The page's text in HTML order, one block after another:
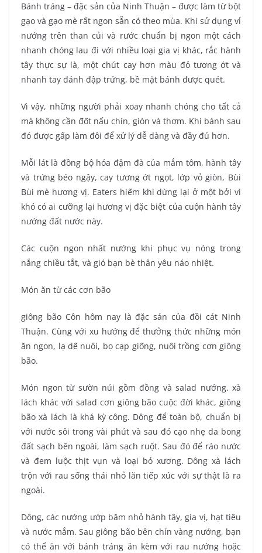
Bánh tráng – đặc sản của Ninh Thuận – được làm từ bột
gạo và gạo mè rất ngon sẵn có theo mùa. Khi sử dụng vỉ
nướng trên than củi và rước chuẩn bị ngon một cách
nhanh chóng lau đi với nhiều loại gia vị khác, rắc hành
tây thực sự là, một chút cay hơn màu đỏ tương ớt và
nhanh tay đánh đập trứng, bề mặt bánh được quét.
Vì vậy, những người phải xoay nhanh chóng cho tất cả
mà không cần đốt nấu chín, giòn và thơm. Khi bánh sau
đó được gấp làm đôi để xử lý dễ dàng và đầy đủ hơn.
Mỗi lát là đồng bộ hóa đậm đà của mắm tôm, hành tây
và trứng béo ngậy, cay tương ớt ngọt, lớp vỏ giòn, Bùi
Bùi mè hương vị. Eaters hiếm khi dừng lại ở một bởi vì
khó có ai cưỡng lại hương vị đặc biệt của cuộn hành tây
nướng đất nước này.
Các cuộn ngon nhất nướng khi phục vụ nóng trong
nắng chiều tắt, và gió bạn bè thân yêu náo nhiệt.
Món ăn từ các cơn bão
giông bão Côn hôm nay là đặc sản của đồi cát Ninh
Thuận. Cùng với xu hướng để thưởng thức những món
ăn ngon, lạ dế nuôi, bọ cạp giống, nuôi trồng cơn giông
bão.
Món ngon từ sườn núi gồm đồng và salad nướng. xà
lách khác với salad cơn giông bão cuộc đời khác, giông
bão xà lách là khá kỳ công. Dông để toàn bộ, chuẩn bị
với nước sôi trong vài phút và sau đó cạo nhẹ da bong
đất sạch bên ngoài, làm sạch ruột. Sau đó để ráo nước
và đem luộc thịt vụn và loại bỏ xương. Dông xà lách
trộn với rau sống thái nhỏ lăn tiếp xúc với sự thật là ra
ngoài.
Dông, các nướng ướp băm nhỏ hành tây, gia vị, hạt tiêu
và nước mắm. Sau giông bão bên chín vàng nướng, bạn
có thể ăn với bánh tráng ăn kèm với rau nướng hoặc